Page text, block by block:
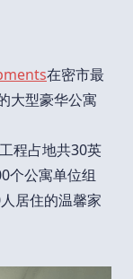
在密市最
大型豪华公寓
程占地共30英
个公寓单位组
居住的温馨家